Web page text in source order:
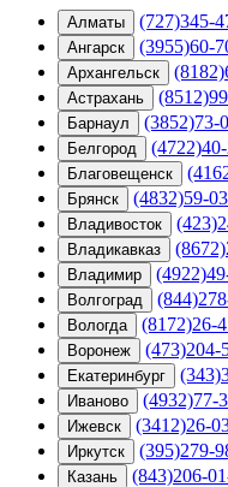
Алматы (727)345-
Ангарск (3955)60-
Архангельск
Астрахань
Барнаул (3852)73-
Белгород
Благовещенск
Брянск (4832)59-
Владивосток
Владикавказ
Владимир
Волгоград
Вологда (8172)26-
Воронеж (473)204-
Екатеринбург
Иваново (4932)77-
Ижевск (3412)26-
Иркутск (395)279-
Казань (843)206-